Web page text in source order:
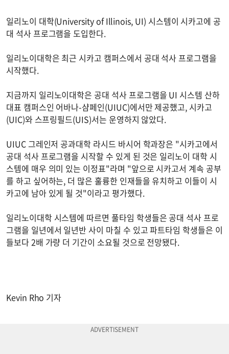
일리노이 대학(University of Illinois, UI) 시스템이 시카고에 공
대 석사 프로그램을 도입한다.
일리노이대학은 최근 시카고 캠퍼스에서 공대 석사 프로그램을
시작했다.
지금까지 일리노이대학은 공대 석사 프로그램을 UI 시스템 산하
대표 캠퍼스인 어바나-샴페인(UIUC)에서만 제공했고, 시카고
(UIC)와 스프링필드(UIS)서는 운영하지 않았다.
UIUC 그레인저 공과대학 라시드 바시어 학과장은 "시카고에서
공대 석사 프로그램을 시작할 수 있게 된 것은 일리노이 대학 시
스템에 매우 의미 있는 이정표"라며 "앞으로 시카고서 계속 공부
를 하고 싶어하는, 더 많은 훌륭한 인재들을 유치하고 이들이 시
카고에 남아 있게 될 것"이라고 평가했다.
일리노이대학 시스템에 따르면 풀타임 학생들은 공대 석사 프로
그램을 일년에서 일년반 사이 마칠 수 있고 파트타임 학생들은 이
들보다 2배 가량 더 기간이 소요될 것으로 전망됐다.
Kevin Rho 기자